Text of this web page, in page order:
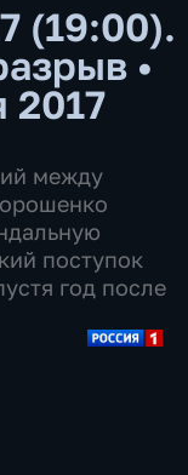
(19:00).
•
2017
между
поступок
год после